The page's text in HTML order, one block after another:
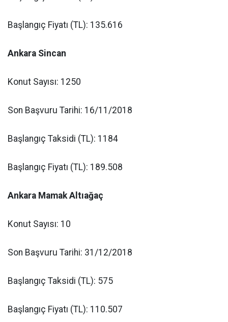
Başlangıç Fiyatı (TL): 135.616
Ankara Sincan
Konut Sayısı: 1250
Son Başvuru Tarihi: 16/11/2018
Başlangıç Taksidi (TL): 1184
Başlangıç Fiyatı (TL): 189.508
Ankara Mamak Altıağaç
Konut Sayısı: 10
Son Başvuru Tarihi: 31/12/2018
Başlangıç Taksidi (TL): 575
Başlangıç Fiyatı (TL): 110.507